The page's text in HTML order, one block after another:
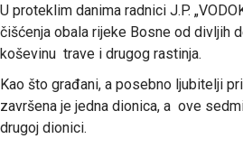
U proteklim danima radnici J.P.
čišćenja obala rijeke Bosne od divljih
koševinu trave i drugog rastinja.
Kao što građani, a posebno ljubitelji
završena je jedna dionica, a ove
drugoj dionici.